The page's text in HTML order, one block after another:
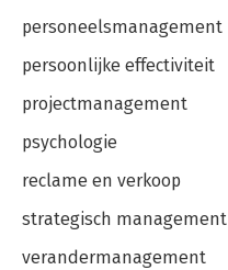
personeelsmanagement
persoonlijke effectiviteit
projectmanagement
psychologie
reclame en verkoop
strategisch management
verandermanagement